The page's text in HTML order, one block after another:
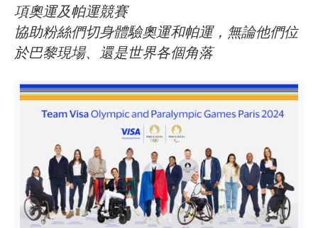
項奧運及帕運競賽
協助粉絲們切身體驗奧運和帕運，無論他們位
於巴黎現場、還是世界各個角落